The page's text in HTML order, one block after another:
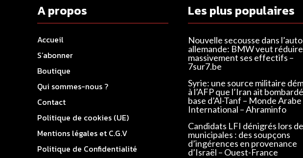
A propos
Accueil
S’abonner
Boutique
Qui sommes-nous ?
Contact
Politique de cookies (UE)
Mentions légales et C.G.V
Politique de Confidentialité
Les plus populaires
Nouvelle secousse dans l’auto
allemande: BMW veut réduire
massivement ses effectifs –
7sur7.be
Syrie: une source militaire
à l’AFP que l’Iran ait
base d’Al-Tanf – Monde Arabe
International – Ahraminfo
Candidats LFI dénigrés lors
municipales : des soupçons
d’ingérences en provenance
d’Israël – Ouest-France